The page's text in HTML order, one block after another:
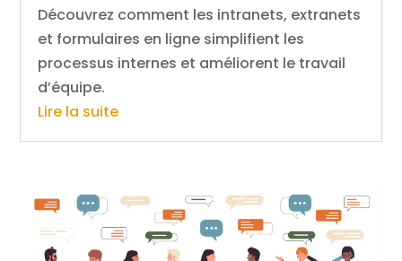
Découvrez comment les intranets, extranets
et formulaires en ligne simplifient les
processus internes et améliorent le travail
d’équipe.
Lire la suite